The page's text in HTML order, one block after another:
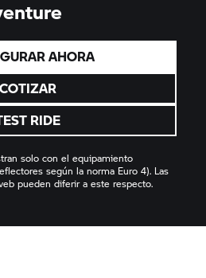
AHORA
COTIZAR
RIDE
solo con el equipamiento
según la norma Euro 4). Las
pueden diferir a este respecto.